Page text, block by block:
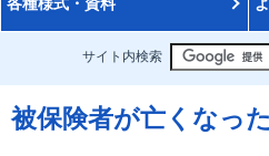
サイト内検索
被保険者が亡くなっ